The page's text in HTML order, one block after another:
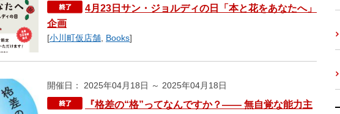
4月23日サン・ジョルディの日「本と花をあなたへ」
企画
[小川町仮店舗 Books]
開催日： 2025年04月18日 ～ 2025年04月18日
『格差の“格”ってなんですか？―― 無自覚な能力主